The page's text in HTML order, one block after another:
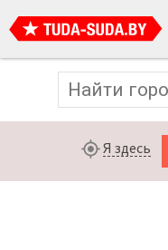
Я здесь